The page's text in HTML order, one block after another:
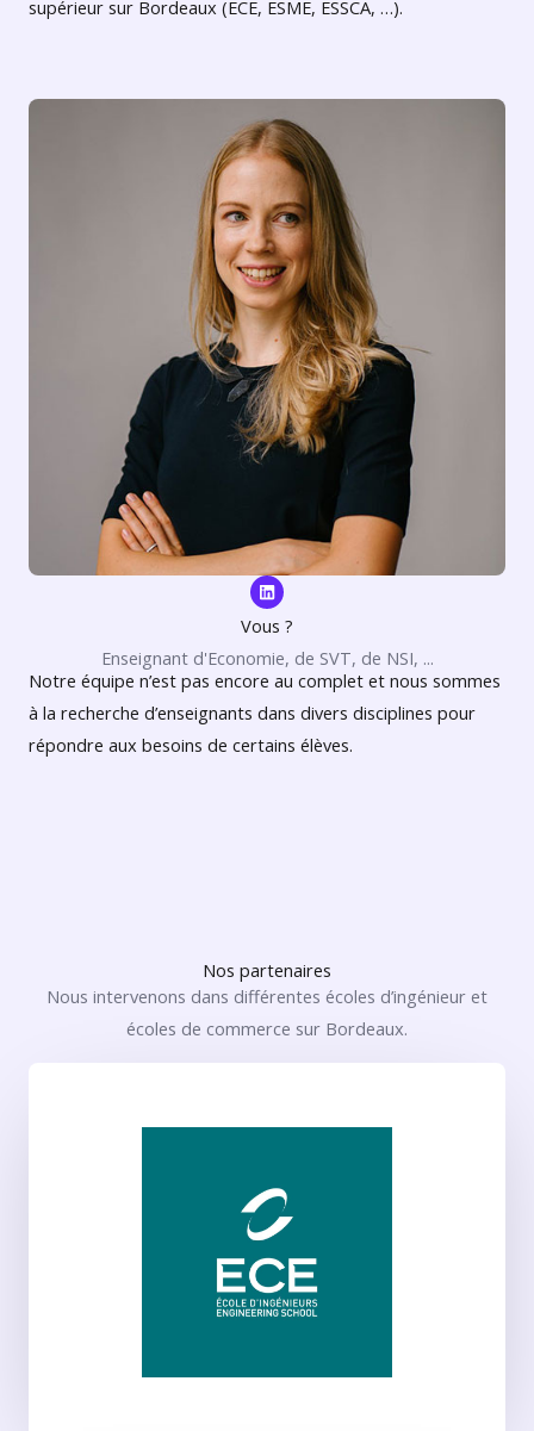
supérieur sur Bordeaux (ECE, ESME, ESSCA, …).
L
i
n
k
e
d
i
Vous ?
Enseignant d'Economie, de SVT, de NSI, ...
Notre équipe n’est pas encore au complet et nous sommes
à la recherche d’enseignants dans divers disciplines pour
répondre aux besoins de certains élèves.
Nos partenaires
Nous intervenons dans différentes écoles d’ingénieur et
écoles de commerce sur Bordeaux.